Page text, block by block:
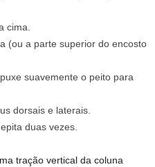
cima.
(ou a parte superior do encosto
suavemente o peito para
dorsais e laterais.
duas vezes.
tração vertical da coluna